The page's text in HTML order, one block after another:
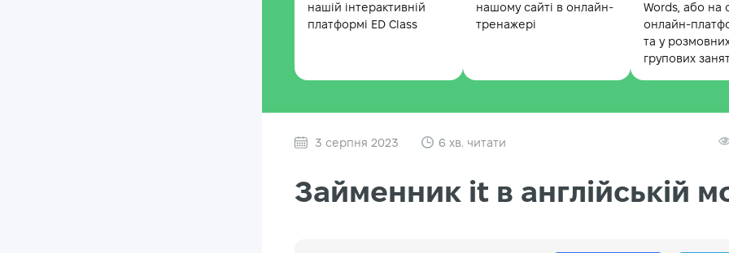
нашій інтерактивній
платформі ED Class
нашому сайті в онлайн-
тренажері
Words, або на
онлайн-
та у
групових
3 серпня 2023 6 хв. читати
Займенник it в англійській